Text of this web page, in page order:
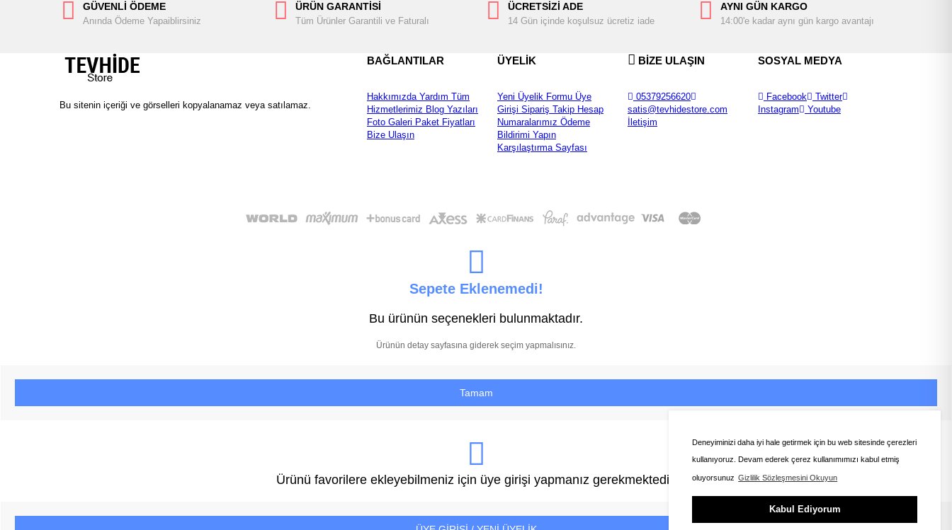
Deneyiminizi daha iyi hale getirmek için bu web sitesinde çerezleri
kullanıyoruz. Devam ederek çerez kullanımımızı kabul etmiş
oluyorsunuz Gizlilik Sözleşmesini Okuyun
Kabul Ediyorum
GÜVENLİ ÖDEME
Anında Ödeme Yapaiblirsiniz
ÜRÜN GARANTİSİ
Tüm Ürünler Garantili ve Faturalı
ÜCRETSİZİ ADE
14 Gün içinde koşulsuz ücretiz iade
AYNI GÜN KARGO
14:00'e kadar aynı gün kargo avantajı
Bu sitenin içeriği ve görselleri kopyalanamaz veya satılamaz.
BAĞLANTILAR
HakkımızdaYardım Tüm
Hizmetlerimiz Blog Yazıları
Foto Galeri Paket Fiyatları
Bize Ulaşın
ÜYELİK
Yeni Üyelik Formu Üye
Girişi Sipariş Takip Hesap
Numaralarımız Ödeme
Bildirimi Yapın
Karşılaştırma Sayfası
BİZE ULAŞIN
05379256620
satis@tevhidestore.com
İletişim
SOSYAL MEDYA
Facebook
Twitter
Instagram
Youtube
Sepete Eklenemedi!
Bu ürünün seçenekleri bulunmaktadır.
Ürünün detay sayfasına giderek seçim yapmalısınız.
Tamam
Ürünü favorilere ekleyebilmeniz için üye girişi yapmanız gerekmektedir.